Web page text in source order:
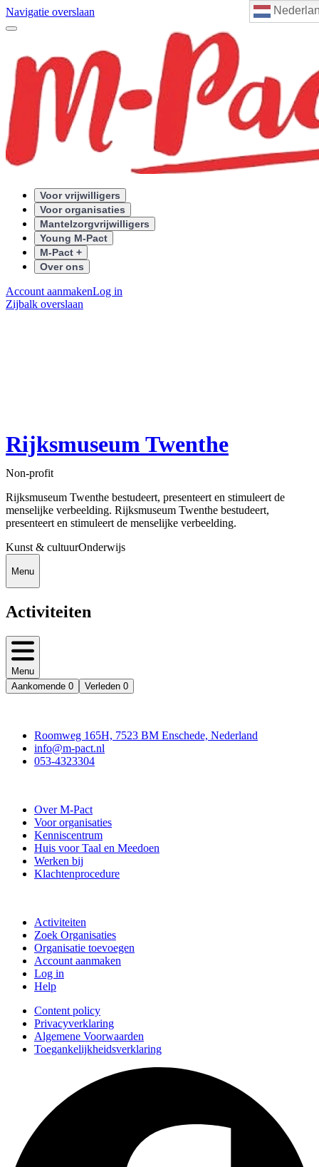
Navigatie overslaan
Voor vrijwilligers
Voor organisaties
Mantelzorgvrijwilligers
Young M-Pact
M-Pact +
Over ons
Account aanmakenLog in
Zijbalk overslaan
Rijksmuseum Twenthe
Non-profit
Rijksmuseum Twenthe bestudeert, presenteert en stimuleert de
menselijke verbeelding. Rijksmuseum Twenthe bestudeert,
presenteert en stimuleert de menselijke verbeelding.
Kunst & cultuurOnderwijs
Menu
Activiteiten
Menu
Aankomende 0 Verleden 0
Roomweg 165H, 7523 BM Enschede, Nederland
info@m-pact.nl
053-4323304
Over M-Pact
Voor organisaties
Kenniscentrum
Huis voor Taal en Meedoen
Werken bij
Klachtenprocedure
Activiteiten
Zoek Organisaties
Organisatie toevoegen
Account aanmaken
Log in
Help
Content policy
Privacyverklaring
Algemene Voorwaarden
Toegankelijkheidsverklaring